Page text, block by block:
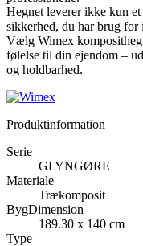
Hegnet leverer ikke kun
sikkerhed, du har brug for
Vælg Wimex
følelse til din ejendom –
og holdbarhed.
Produktinformation
Serie
GLYNGØRE
Materiale
Trækomposit
BygDimension
189.30 x 140 cm
Type